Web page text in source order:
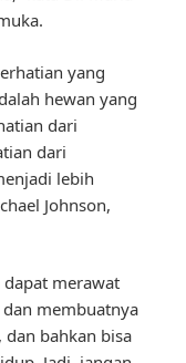
yang
hewan yang
dari
dari
lebih
Johnson,
merawat
membuatnya
dan bahkan bisa